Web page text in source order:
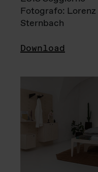
Fotografo: Lorenz
Sternbach
Download